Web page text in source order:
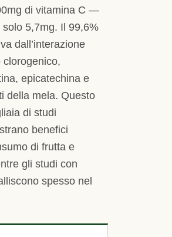
di vitamina C —
5,7mg. Il 99,6%
dall’interazione
epicatechina e
della mela. Questo
di studi
benefici
di frutta e
gli studi con
spesso nel